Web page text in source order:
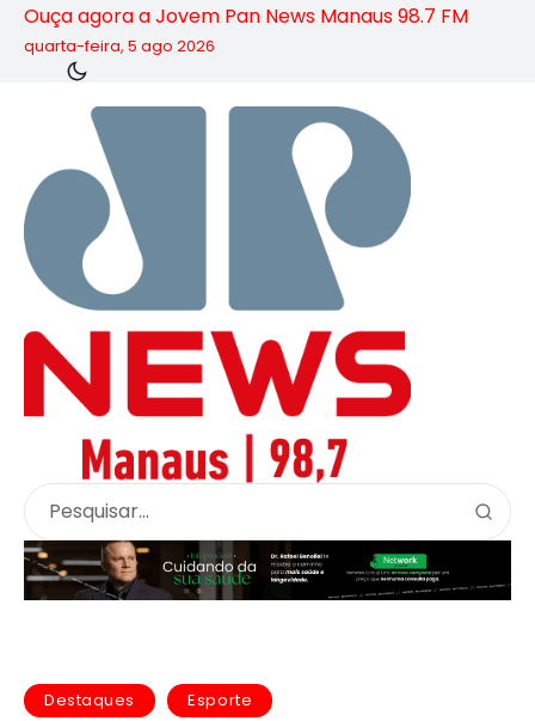
Ouça agora a Jovem Pan News Manaus 98.7 FM
quarta-feira, 5 ago 2026
Destaques Esporte